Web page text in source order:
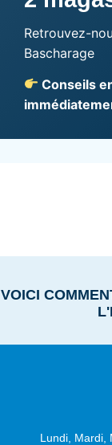
Retrouvez-
Bascharage
Conseils
VOICI
Lundi, Mardi,